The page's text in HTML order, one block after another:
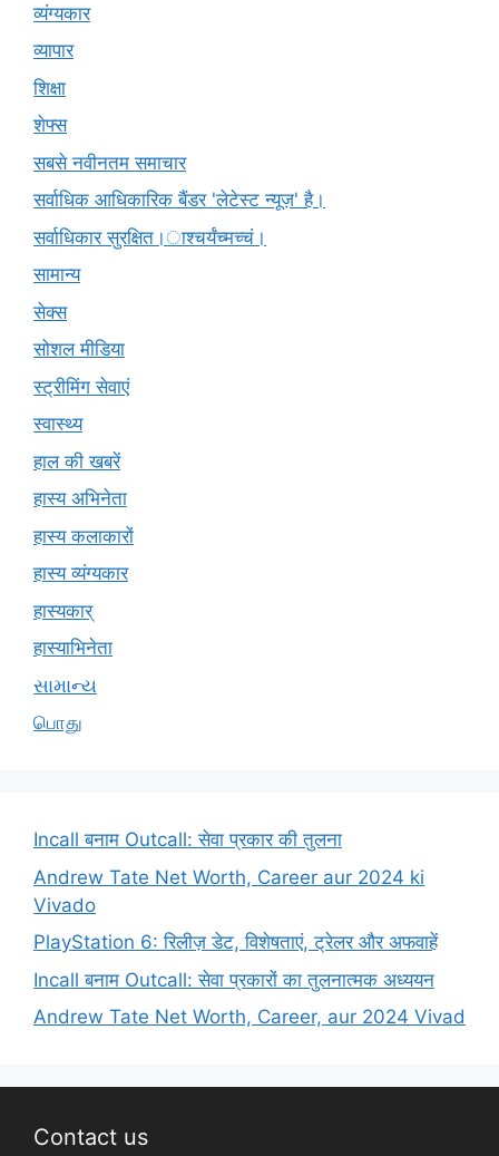
व्यंग्यकार
व्यापार
शिक्षा
शेफ्स
सबसे नवीनतम समाचार
सर्वाधिक आधिकारिक बैंडर 'लेटेस्ट न्यूज़' है।
सर्वाधिकार सुरक्षित।ाश्चर्यंच्मच्चं।
सामान्य
सेक्स
सोशल मीडिया
स्ट्रीमिंग सेवाएं
स्वास्थ्य
हाल की खबरें
हास्य अभिनेता
हास्य कलाकारों
हास्य व्यंग्यकार
हास्यकार्
हास्याभिनेता
સામાન્ય
பொது
Incall बनाम Outcall: सेवा प्रकार की तुलना
Andrew Tate Net Worth, Career aur 2024 ki
Vivado
PlayStation 6: रिलीज़ डेट, विशेषताएं, ट्रेलर और अफवाहें
Incall बनाम Outcall: सेवा प्रकारों का तुलनात्मक अध्ययन
Andrew Tate Net Worth, Career, aur 2024 Vivad
Contact us